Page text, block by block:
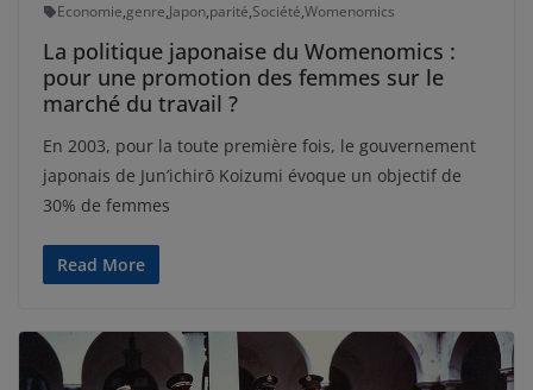
Economie,genre,Japon,parité,Société,Womenomics
La politique japonaise du Womenomics :
pour une promotion des femmes sur le
marché du travail ?
En 2003, pour la toute première fois, le gouvernement
japonais de Jun’ichirō Koizumi évoque un objectif de
30% de femmes
Read More